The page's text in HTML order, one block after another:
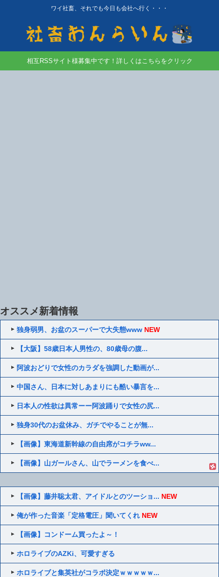
ワイ社畜、それでも今日も会社へ行く・・・
相互RSSサイト様募集中です！詳しくはこちらをクリック
オススメ新着情報
独身弱男、お盆のスーパーで大失態www NEW
【大阪】58歳日本人男性の、80歳母の腹...
阿波おどりで女性のカラダを強調した動画が...
中国さん、日本に対しあまりにも酷い暴言を...
日本人の性欲は異常ーー阿波踊りで女性の尻...
独身30代のお盆休み、ガチでやることが無...
【画像】東海道新幹線の自由席がコチラww...
【画像】山ガールさん、山でラーメンを食べ...
【画像】藤井聡太君、アイドルとのツーショ... NEW
俺が作った音楽「定格電圧」聞いてくれ NEW
【画像】コンドーム買ったよ～！
ホロライブのAZKi、可愛すぎる
ホロライブと集英社がコラボ決定ｗｗｗｗｗ...